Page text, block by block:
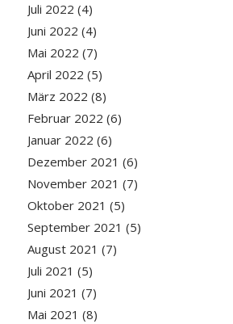
Juli 2022 (4)
Juni 2022 (4)
Mai 2022 (7)
April 2022 (5)
März 2022 (8)
Februar 2022 (6)
Januar 2022 (6)
Dezember 2021 (6)
November 2021 (7)
Oktober 2021 (5)
September 2021 (5)
August 2021 (7)
Juli 2021 (5)
Juni 2021 (7)
Mai 2021 (8)